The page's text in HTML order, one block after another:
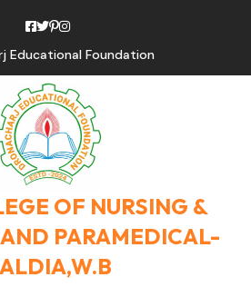
Educational Foundation
OF NURSING &
PARAMEDICAL-